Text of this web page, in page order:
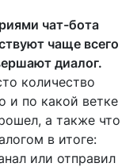
чат-бота
чаще всего
диалог.
количество
и по какой ветке
а также что
в итоге:
или отправил